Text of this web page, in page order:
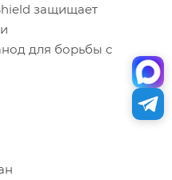
защищает
для борьбы с